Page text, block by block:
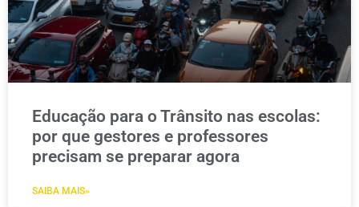
Educação para o Trânsito nas escolas:
por que gestores e professores
precisam se preparar agora
SAIBA MAIS»